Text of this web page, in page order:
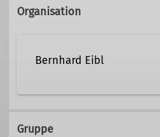
Organisation
Bernhard Eibl
Gruppe